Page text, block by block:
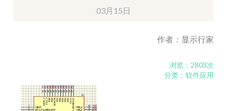
03月15日
作者：显示行家
浏览：2803次
分类：软件应用